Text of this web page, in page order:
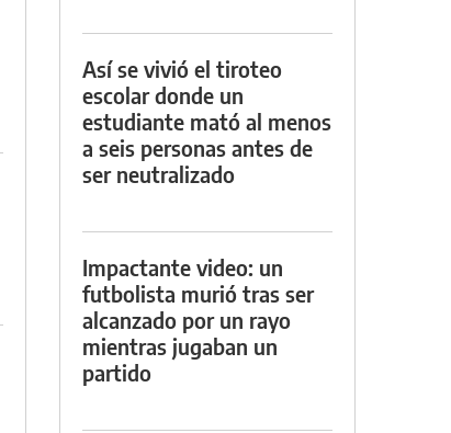
Así se vivió el tiroteo
escolar donde un
estudiante mató al menos
a seis personas antes de
ser neutralizado
Impactante video: un
futbolista murió tras ser
alcanzado por un rayo
mientras jugaban un
partido